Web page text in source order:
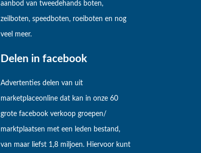
aanbod van tweedehands boten,
zeilboten, speedboten, roeiboten en nog
veel meer.
Delen in facebook
Advertenties delen van uit
marketplaceonline dat kan in onze 60
grote facebook verkoop groepen/
marktplaatsen met een leden bestand,
van maar liefst 1,8 miljoen. Hiervoor kunt